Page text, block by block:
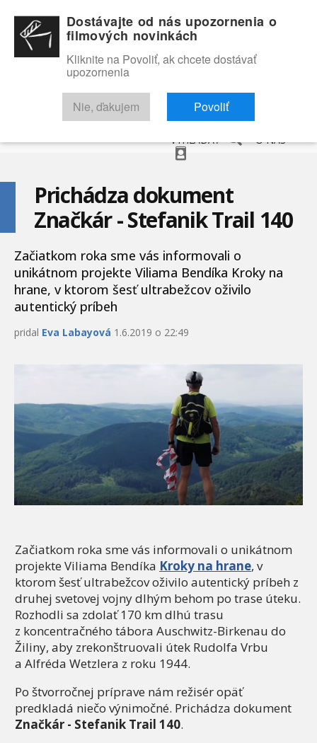
RECENZIE TRAILERY FILMOVÁ DATABÁZA
VYHĽADAŤ O NÁS
Prichádza dokument
Značkár - Stefanik Trail 140
Začiatkom roka sme vás informovali o
unikátnom projekte Viliama Bendíka Kroky na
hrane, v ktorom šesť ultrabežcov oživilo
autentický príbeh
pridal Eva Labayová 1.6.2019 o 22:49
Začiatkom roka sme vás informovali o unikátnom
projekte Viliama Bendíka Kroky na hrane, v
ktorom šesť ultrabežcov oživilo autentický príbeh z
druhej svetovej vojny dlhým behom po trase úteku.
Rozhodli sa zdolať 170 km dlhú trasu
z koncentračného tábora Auschwitz-Birkenau do
Žiliny, aby zrekonštruovali útek Rudolfa Vrbu
a Alfréda Wetzlera z roku 1944.
Po štvorročnej príprave nám režisér opäť
predkladá niečo výnimočné. Prichádza dokument
Značkár - Stefanik Trail 140.
Dostávajte od nás upozornenia o
filmových novinkách
Kliknite na Povoliť, ak chcete dostávať
upozornenia
Nie, ďakujem Povoliť